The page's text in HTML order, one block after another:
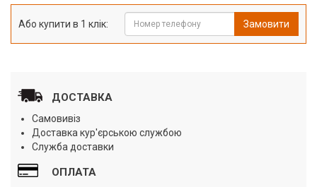
Або купити в 1 клік: Замовити
ДОСТАВКА
Самовивіз
Доставка кур'єрською службою
Служба доставки
ОПЛАТА